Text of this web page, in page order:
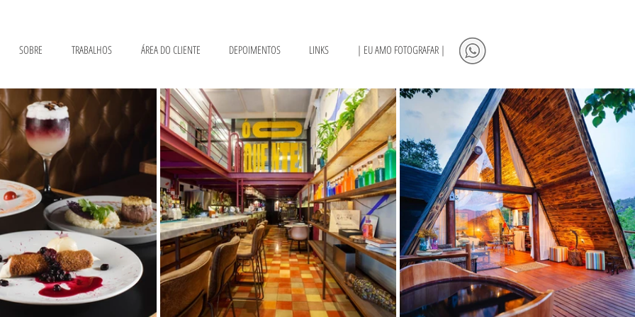
SOBRE TRABALHOS ÁREA DO CLIENTE DEPOIMENTOS LINKS | EU AMO FOTOGRAFAR |